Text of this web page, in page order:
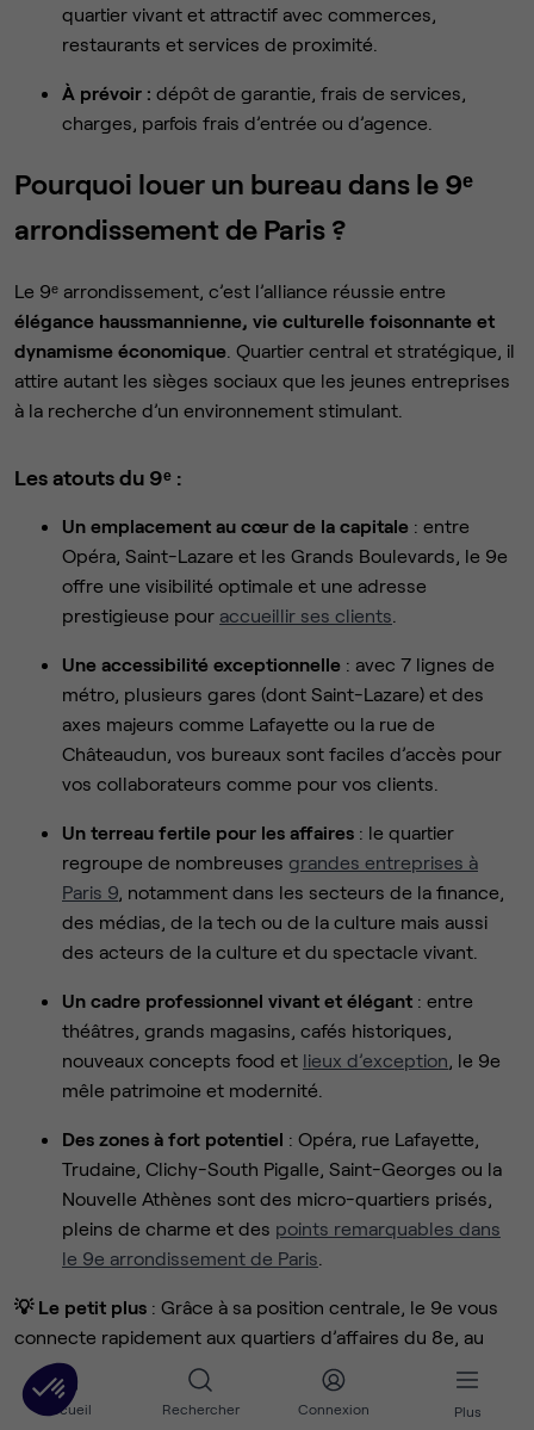
Accueil Rechercher Connexion Plus
quartier vivant et attractif avec commerces,
restaurants et services de proximité.
À prévoir : dépôt de garantie, frais de services,
charges, parfois frais d’entrée ou d’agence.
Pourquoi louer un bureau dans le 9ᵉ
arrondissement de Paris ?
Le 9ᵉ arrondissement, c’est l’alliance réussie entre
élégance haussmannienne, vie culturelle foisonnante et
dynamisme économique . Quartier central et stratégique, il
attire autant les sièges sociaux que les jeunes entreprises
à la recherche d’un environnement stimulant.
Les atouts du 9ᵉ :
Un emplacement au cœur de la capitale : entre
Opéra, Saint-Lazare et les Grands Boulevards, le 9e
offre une visibilité optimale et une adresse
prestigieuse pour accueillir ses clients
Une accessibilité exceptionnelle : avec 7 lignes de
métro, plusieurs gares (dont Saint-Lazare) et des
axes majeurs comme Lafayette ou la rue de
Châteaudun, vos bureaux sont faciles d’accès pour
vos collaborateurs comme pour vos clients.
Un terreau fertile pour les affaires : le quartier
regroupe de nombreuses grandes entreprises à
Paris 9 , notamment dans les secteurs de la finance,
des médias, de la tech ou de la culture mais aussi
des acteurs de la culture et du spectacle vivant.
Un cadre professionnel vivant et élégant : entre
théâtres, grands magasins, cafés historiques,
nouveaux concepts food et lieux d’exception , le 9e
mêle patrimoine et modernité.
Des zones à fort potentiel : Opéra, rue Lafayette,
Trudaine, Clichy-South Pigalle, Saint-Georges ou la
Nouvelle Athènes sont des micro-quartiers prisés,
pleins de charme et des points remarquables dans
le 9e arrondissement de Paris
💡 Le petit plus : Grâce à sa position centrale, le 9e vous
connecte rapidement aux quartiers d’affaires du 8e, au
dynamisme du 2e (Sentier) et à la Gare du Nord. C’est l’un
des arrondissements les plus recherchés pour
louer des